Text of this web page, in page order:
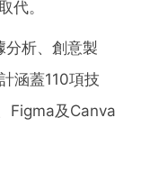
代。
分析、創意製
涵蓋110項技
Figma及Canva